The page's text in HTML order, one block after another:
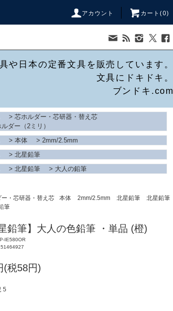
アカウント カート(0)
や日本の定番文具を販売しています。
文具にドキドキ。
ブンドキ.com
> 芯ホルダー・芯研器・替え芯
ダー（2ミリ）
> 本体 > 2mm/2.5mm
> 北星鉛筆
> 北星鉛筆 > 大人の鉛筆
ー・芯研器・替え芯 本体 2mm/2.5mm 北星鉛筆
北星鉛筆
筆
星鉛筆】大人の色鉛筆 ・単品 (橙)
IE580OR
(税58円)
5